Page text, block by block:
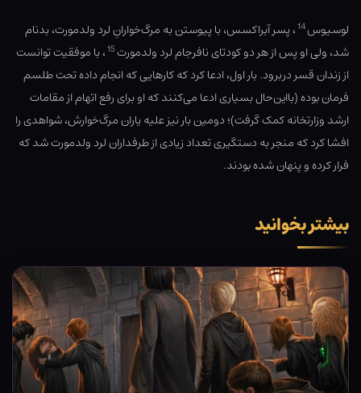
لوسیوس14، پسر آبراکسس، با پیوستن به مرگ‌خوارانِ لرد ولدمورت، بدنام
شد، ولی او پس از هر دو کودتای نافرجام لرد ولدمورت15، با موفقیت توانست
از زندان قسر دربرود. بار اول، ادعا کرد که کارهایی که انجام داده تحت طلسم
فرمان بوده (بااین‌حال بسیاری ادعا می‌کنند که او برای رفع اتهام از مقامات
ارشد وزارتخانه کمک گرفت)؛ دومین بار نیز علیه یاران مرگ‌خوارش، شواهدی را
افشا کرد که منجر به دستگیری تعداد زیادی از طرفداران لرد ولدمورت شد که
فرار کرده و پنهان شده بودند.
بیشتر بخوانید